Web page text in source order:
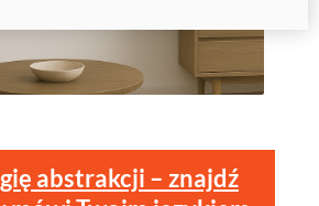
abstrakcji – znajdź